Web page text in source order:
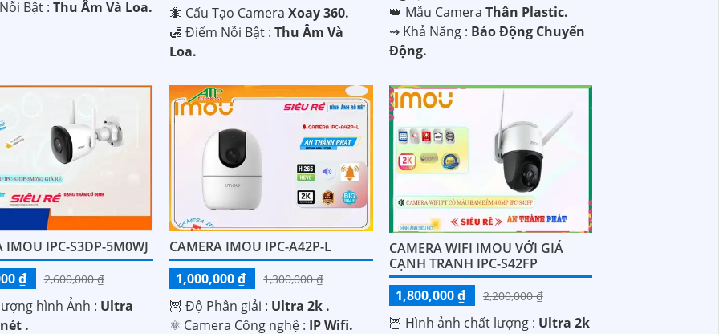
Bật : Thu Âm Và Loa.
🐜 Cấu Tạo CameraXoay 360.
️🛃 Điểm Nỗi Bật :Thu Âm Và
Loa.
👑 Mẫu Camera Thân Plastic.
️⇝ Khả Năng : Báo Động Chuyển
Động.
IMOU IPC-S3DP-5M0WJ
₫
2,600,000 ₫
hình Ảnh : Ultra
.
CAMERA IMOU IPC-A42P-L
1,000,000 ₫
1,300,000 ₫
🦉 Độ Phân giải : Ultra 2k .
⚛️ Camera Công nghệ : IP Wifi.
CAMERA WIFI IMOU VỚI GIÁ
CẠNH TRANH IPC-S42FP
1,800,000 ₫
2,200,000 ₫
🦉 Hình ảnh chất lượng : Ultra 2k